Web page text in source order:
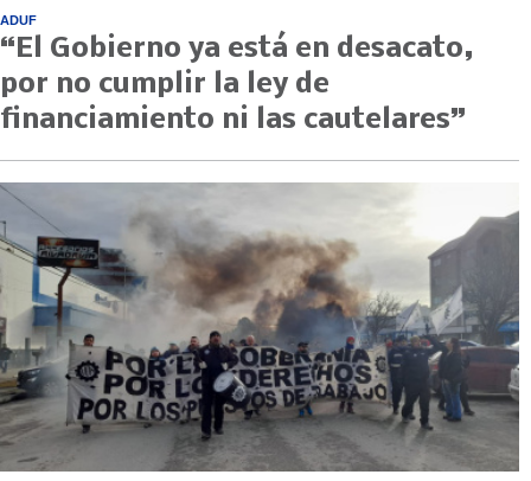
ADUF
“El Gobierno ya está en desacato,
por no cumplir la ley de
financiamiento ni las cautelares”